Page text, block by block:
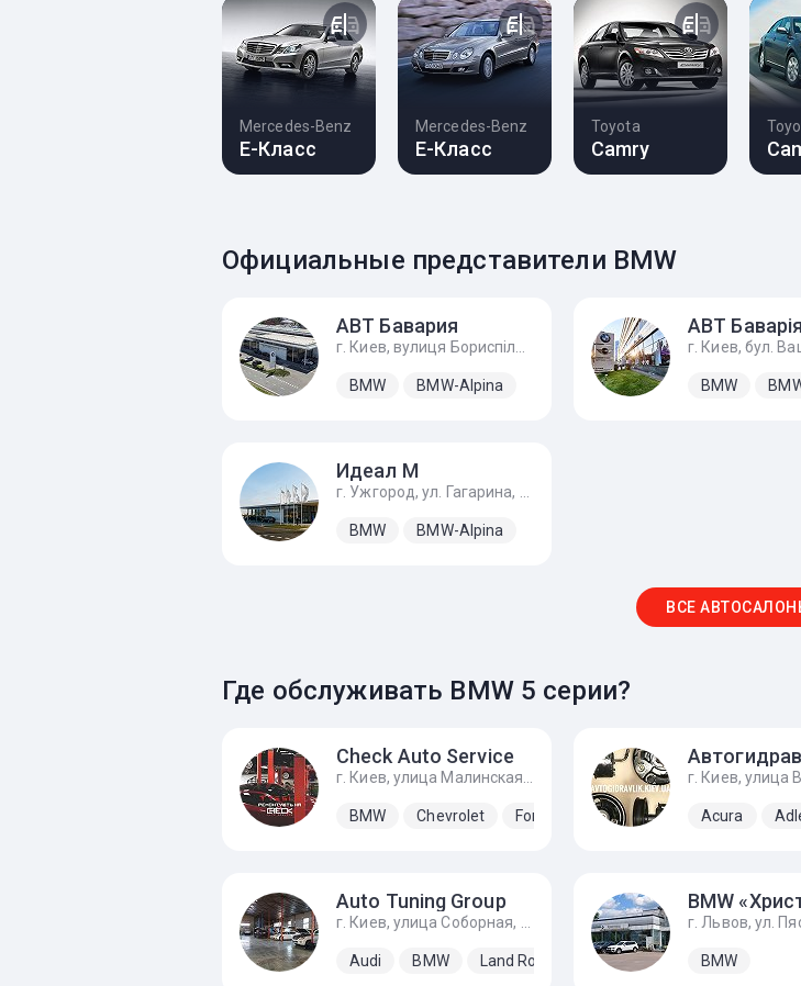
Mercedes-Benz
E-Класс
Mercedes-Benz
E-Класс
Toyota
Camry
Официальные представители BMW
АВТ Бавария
BMW BMW-Alpina
АВТ
BMW
Идеал М
BMW BMW-Alpina
ВСЕ
Где обслуживать BMW 5 серии?
Check Auto Service
BMW Chevrolet Ford Honda Hyundai Kia
Acura
Auto Tuning Group
Audi BMW Land Rover Lexus Mercedes-Benz
BMW
г. Львов, ул.
BMW